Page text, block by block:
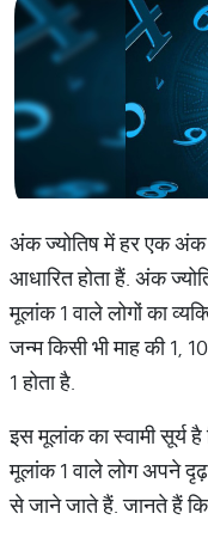
अंक ज्योतिष में हर एक अंक
आधारित होता हैं. अंक
मूलांक 1 वाले लोगों का
जन्म किसी भी माह की 1,
1 होता है.
इस मूलांक का स्वामी सूर्य
मूलांक 1 वाले लोग अपने
से जाने जाते हैं. जानते हैं